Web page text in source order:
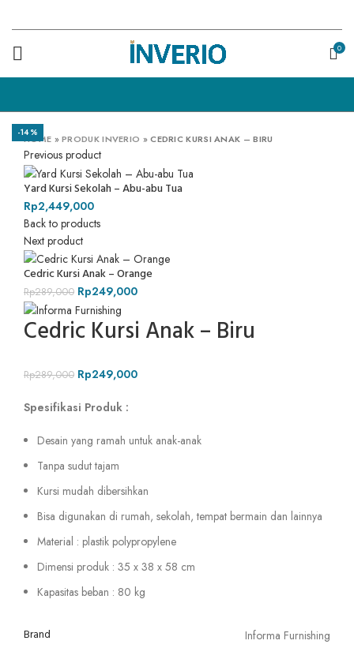
0
-14%
HOME »PRODUK INVERIO »CEDRIC KURSI ANAK – BIRU
Previous product
Yard Kursi Sekolah – Abu-abu Tua
Rp2,449,000
Back to products
Next product
Cedric Kursi Anak – Orange
Rp289,000 Rp249,000
Cedric Kursi Anak – Biru
Rp289,000 Rp249,000
Spesifikasi Produk :
Desain yang ramah untuk anak-anak
Tanpa sudut tajam
Kursi mudah dibersihkan
Bisa digunakan di rumah, sekolah, tempat bermain dan lainnya
Material : plastik polypropylene
Dimensi produk : 35 x 38 x 58 cm
Kapasitas beban : 80 kg
Brand Informa Furnishing